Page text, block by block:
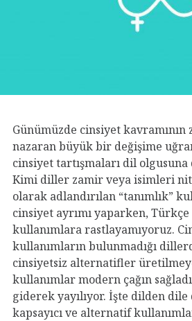
Günümüzde cinsiyet
nazaran büyük bir değişime
cinsiyet tartışmaları dil olgusuna
Kimi diller zamir veya isimleri
olarak adlandırılan “tanımlık”
cinsiyet ayrımı yaparken,
kullanımlara rastlayamıyoruz.
kullanımların bulunmadığı
cinsiyetsiz alternatifler
kullanımlar modern çağın
giderek yayılıyor. İşte dilden
kapsayıcı ve alternatif